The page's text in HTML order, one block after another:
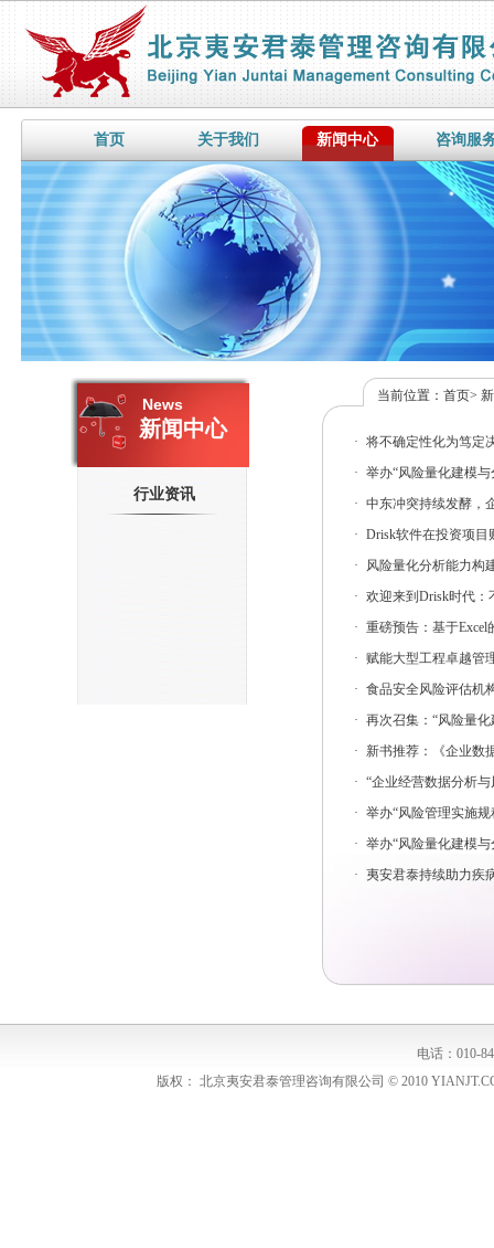
首页 关于我们 新闻中心 咨询服
News
新闻中心
行业资讯
当前位置： 首页>
· 将不确定性化为笃
· 举办“风险量化建模
· 中东冲突持续发酵，
· Drisk软件在投资项目
·
风险量化分析能力构
· 欢迎来到Drisk时代：
· 重磅预告：基于
· 赋能大型工程卓越管
· 食品安全风险评估机
· 再次召集：“风险量
·
新书推荐：《企业数
· “企业经营数据分析
· 举办“风险管理实施规
· 举办“风险量化建模
· 夷安君泰持续助力疾
电话：010-
版权： 北京夷安君泰管理咨询有限公司 © 2010